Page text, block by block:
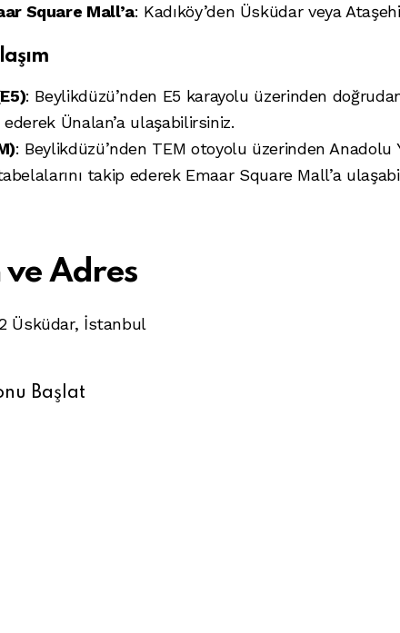
Square Mall’a: Kadıköy’den Üsküdar veya
: Beylikdüzü’nden E5 karayolu üzerinden
Ünalan’a ulaşabilirsiniz.
: Beylikdüzü’nden TEM otoyolu üzerinden Anadolu
takip ederek Emaar Square Mall’a
ve Adres
Üsküdar, İstanbul
Başlat